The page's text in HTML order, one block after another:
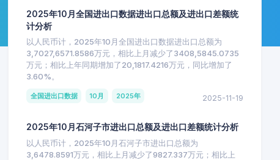
2025年10月全国进出口数据进出口总额及进出口差额统
计分析
以人民币计，2025年10月全国进出口数据进出口总额为
3,7027,6571.8586万元，相比上月减少了3408,5845.0735
万元；相比上年同期增加了20,1817.4216万元，同比增加了
3.60%。
全国进出口数据 10月 2025年 2025-11-19
2025年10月石河子市进出口总额及进出口差额统计分析
以人民币计，2025年10月石河子市进出口总额为
3,6478.8591万元，相比上月减少了9827.337万元；相比上